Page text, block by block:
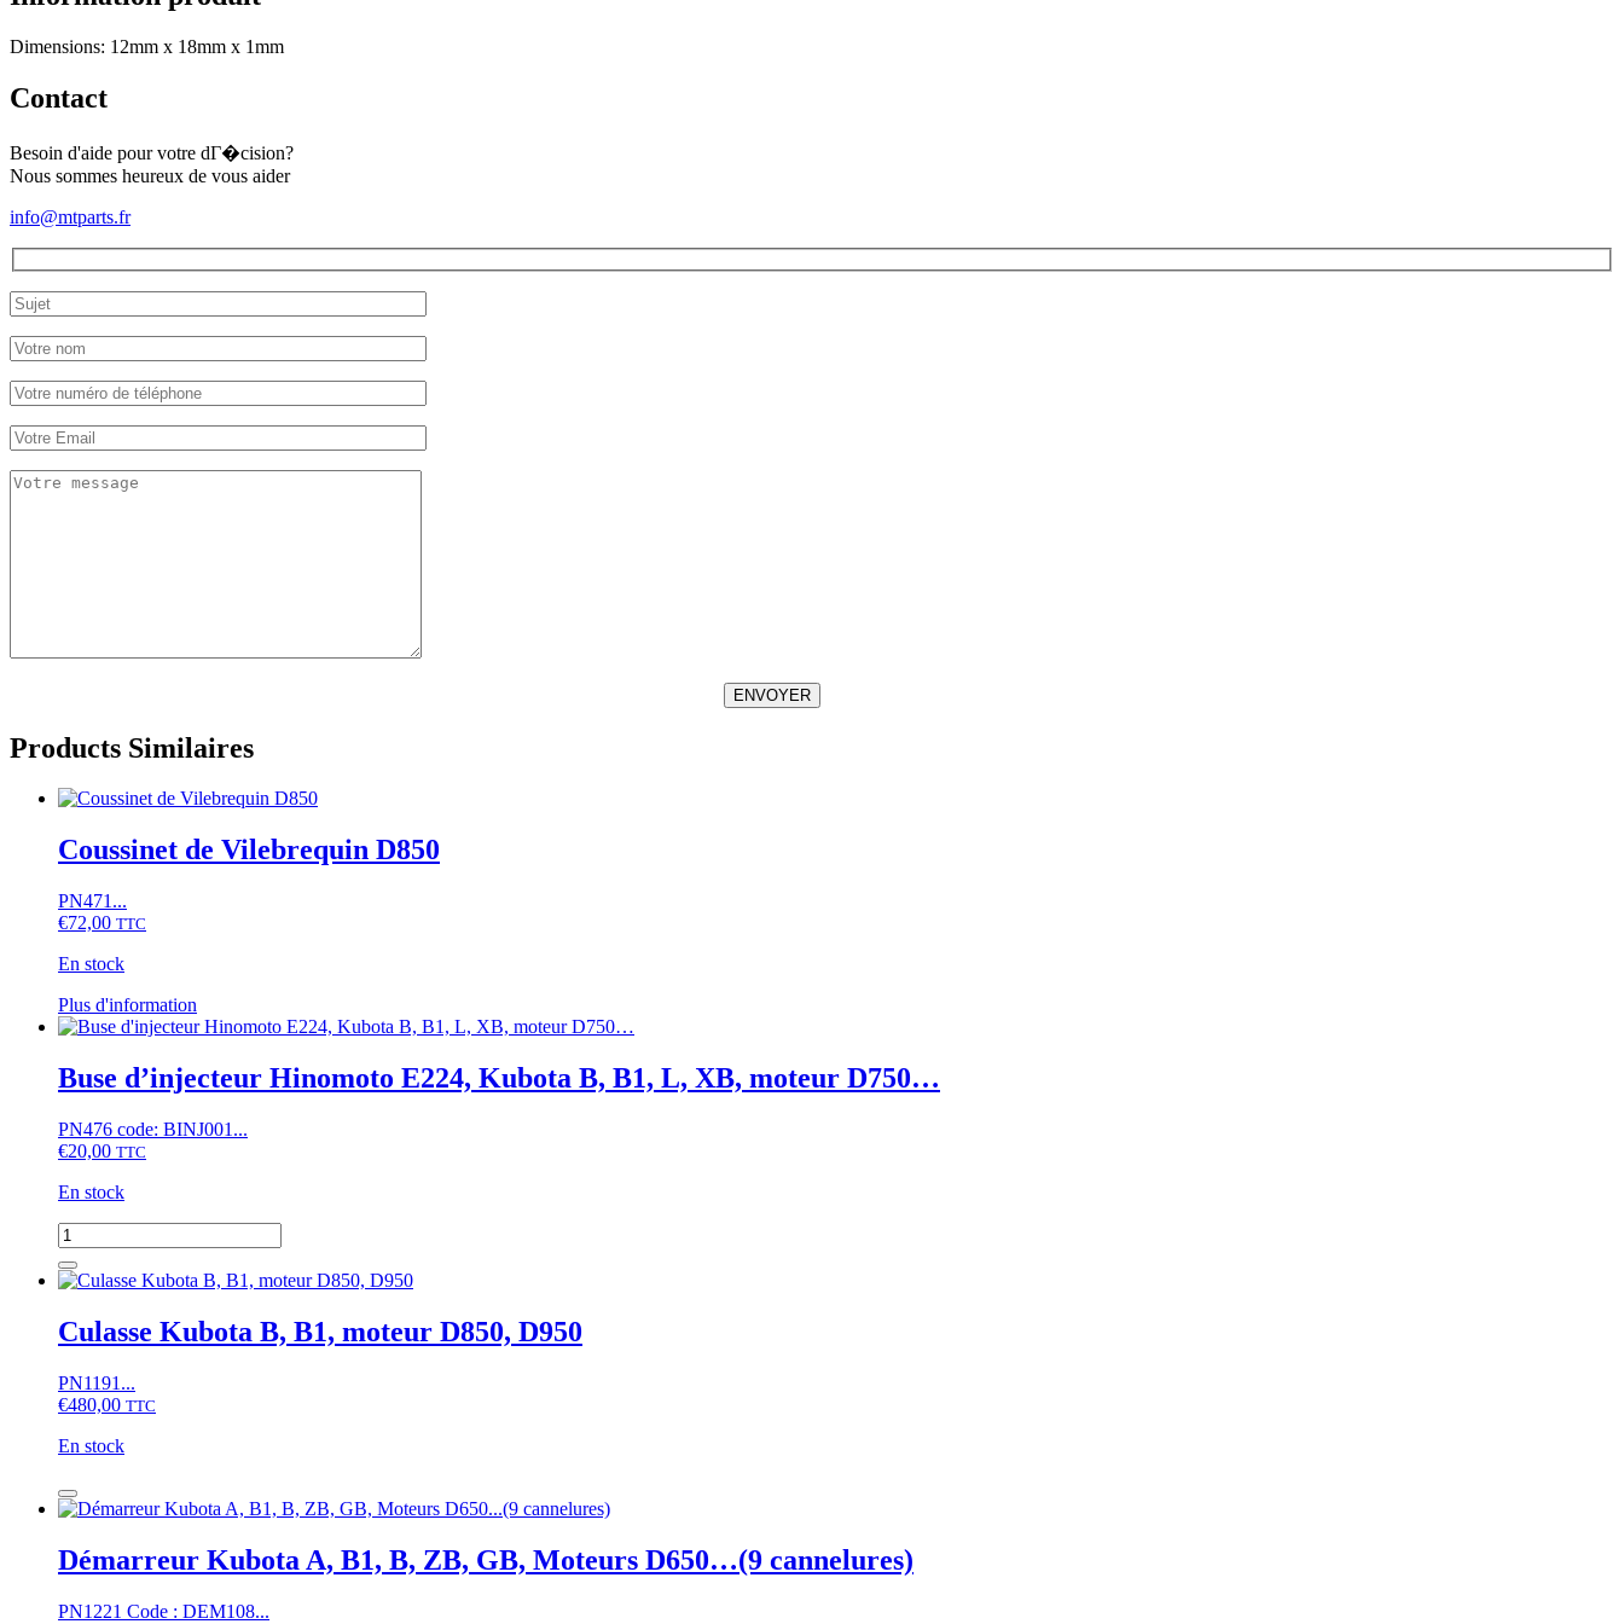
Dimensions: 12mm x 18mm x 1mm
Contact
Besoin d'aide pour votre dГ�cision?
Nous sommes heureux de vous aider
info@mtparts.fr
ENVOYER
Products Similaires
Coussinet de Vilebrequin D850
PN471...
€72,00 TTC
En stock
Plus d'information
produit
plusieurs
variations.
options
sur
la
du
Buse d’injecteur Hinomoto E224, Kubota B, B1, L, XB, moteur D750…
PN476 code: BINJ001...
€20,00 TTC
En stock
quantité
de
Buse
Hinomoto
E224,
B,
B1,
XB,
D750…
Culasse Kubota B, B1, moteur D850, D950
PN1191...
€480,00 TTC
En stock
quantité
de
Kubota
B,
moteur
Démarreur Kubota A, B1, B, ZB, GB, Moteurs D650…(9 cannelures)
PN1221 Code : DEM108...